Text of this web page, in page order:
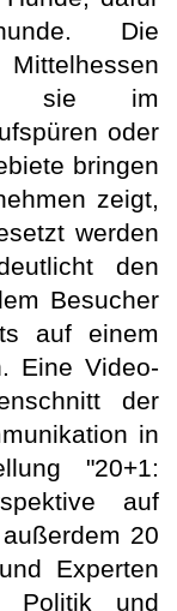
Die
sie im
oder
bringen
zeigt,
werden
den
Besucher
auf einem
Eine Video-
der
in
"20+1:
auf
20
Experten
Politik und